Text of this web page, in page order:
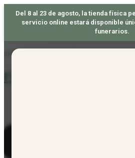
Del 8 al 23 de agosto, la tienda física
servicio online estará disponible
funerarios.
Skip
¡DISFRUTA DE TU ENVÍO GRATIS A